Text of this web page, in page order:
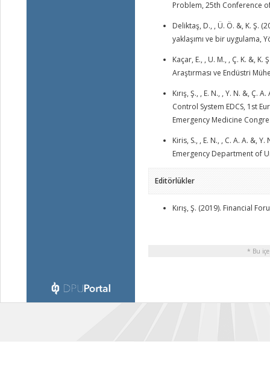
Problem, 25th Conference
Deliktaş, D., , Ü. Ö. &, K. Ş.
yaklaşımı ve bir uygulama,
Kaçar, E., , U. M., , Ç. K. &,
Araştırması ve Endüstri
Kırış, Ş., , E. N., , Y. N. &,
Control System EDCS, 1st
Emergency Medicine
Kiris, S., , E. N., , C. A. A. &,
Emergency Department of
Editörlükler
Kırış, Ş. (2019). Financial
* Bu